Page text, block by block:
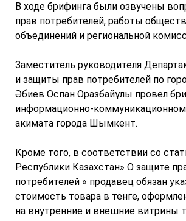
В ходе брифинга были озвучены
прав потребителей, работы
объединений и региональной
Заместитель руководителя
и защиты прав потребителей по
Әбиев Оспан Оразбайұлы провел
информационно-
акимата города Шымкент.
Кроме того, в соответствии со
Республики Казахстан» О защите
потребителей » продавец обязан
стоимость товара в тенге,
на внутренние и внешние витрины